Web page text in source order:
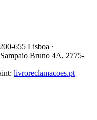
655 Lisboa ·
Bruno 4A, 2775-
livroreclamacoes.pt